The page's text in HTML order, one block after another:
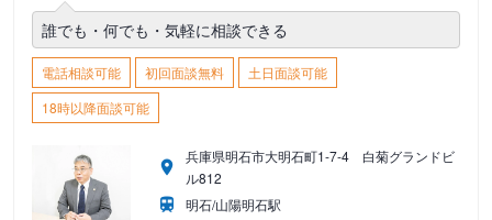
誰でも・何でも・気軽に相談できる
電話相談可能 初回面談無料
土日面談可能
18時以降面談可能
兵庫県明石市大明石町1-7-4 白菊グランドビ
ル812
明石/山陽明石駅